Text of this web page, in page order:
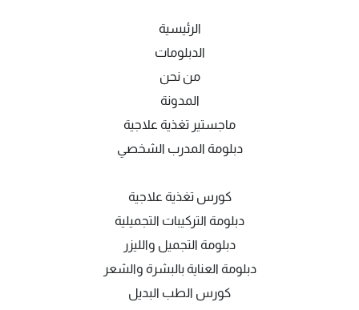
الرئيسية
الدبلومات
من نحن
المدونة
ماجستير تغذية علاجية
دبلومة المدرب الشخصي
كورس تغذية علاجية
دبلومة التركيبات التجميلية
دبلومة التجميل والليزر
دبلومة العناية بالبشرة والشعر
كورس الطب البديل